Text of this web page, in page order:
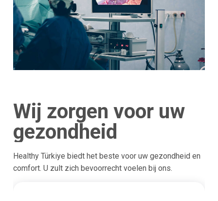
Wij zorgen voor uw
gezondheid
Healthy Türkiye biedt het beste voor uw gezondheid en
comfort. U zult zich bevoorrecht voelen bij ons.